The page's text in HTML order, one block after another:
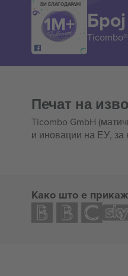
ВИ БЛАГОДАРАМ!
Печат на
Ticombo GmbH
и иновации на ЕУ, за
Како што е